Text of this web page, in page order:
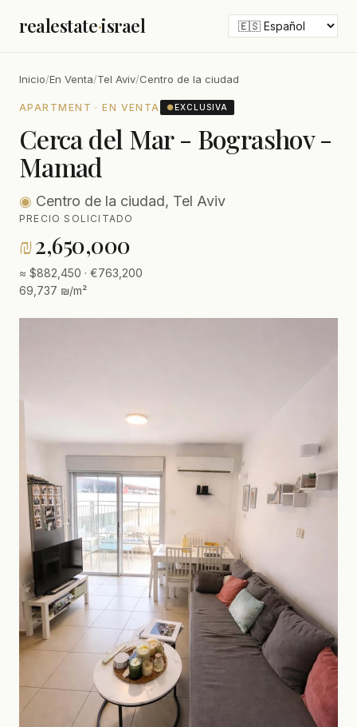
realestate·israel
Inicio/En Venta/Tel Aviv/Centro de la ciudad
APARTMENT · EN VENTA ●EXCLUSIVA
Cerca del Mar - Bograshov -
Mamad
◉ Centro de la ciudad, Tel Aviv
PRECIO SOLICITADO
₪2,650,000
≈ $882,450 · €763,200
69,737 ₪/m²